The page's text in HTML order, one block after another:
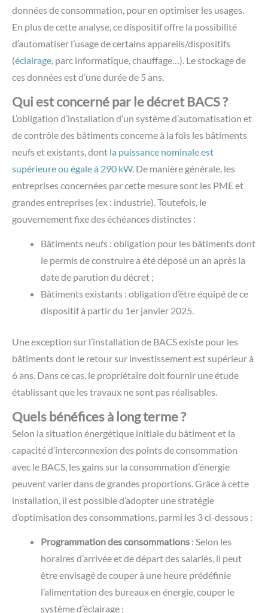
données de consommation, pour en optimiser les usages.
En plus de cette analyse, ce dispositif offre la possibilité
d’automatiser l’usage de certains appareils/dispositifs
(éclairage, parc informatique, chauffage…). Le stockage de
ces données est d’une durée de 5 ans.
Qui est concerné par le décret BACS ?
L’obligation d’installation d’un système d’automatisation et
de contrôle des bâtiments concerne à la fois les bâtiments
neufs et existants, dont la puissance nominale est
supérieure ou égale à 290 kW. De manière générale, les
entreprises concernées par cette mesure sont les PME et
grandes entreprises (ex : industrie). Toutefois, le
gouvernement fixe des échéances distinctes :
Bâtiments neufs : obligation pour les bâtiments dont
le permis de construire a été déposé un an après la
date de parution du décret ;
Bâtiments existants : obligation d’être équipé de ce
dispositif à partir du 1er janvier 2025.
Une exception sur l’installation de BACS existe pour les
bâtiments dont le retour sur investissement est supérieur à
6 ans. Dans ce cas, le propriétaire doit fournir une étude
établissant que les travaux ne sont pas réalisables.
Quels bénéfices à long terme ?
Selon la situation énergétique initiale du bâtiment et la
capacité d’interconnexion des points de consommation
avec le BACS, les gains sur la consommation d’énergie
peuvent varier dans de grandes proportions. Grâce à cette
installation, il est possible d’adopter une stratégie
d’optimisation des consommations, parmi les 3 ci-dessous :
Programmation des consommations : Selon les
horaires d’arrivée et de départ des salariés, il peut
être envisagé de couper à une heure prédéfinie
l’alimentation des bureaux en énergie, couper le
système d’éclairage ;